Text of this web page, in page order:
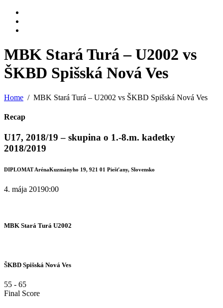
MBK Stará Turá – U2002 vs
ŠKBD Spišská Nová Ves
Home MBK Stará Turá – U2002 vs ŠKBD Spišská Nová Ves
Recap
U17, 2018/19 – skupina o 1.-8.m. kadetky
2018/2019
DIPLOMAT ArénaKuzmányho 19, 921 01 Piešťany, Slovensko
4. mája 20190:00
MBK Stará Turá U2002
ŠKBD Spišská Nová Ves
55 - 65
Final Score